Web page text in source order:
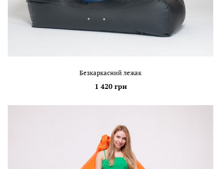
Безкаркасний лежак
1 420 грн